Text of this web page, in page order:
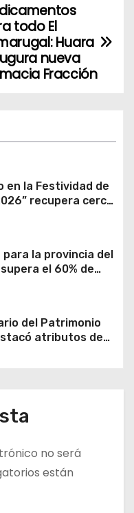
todo El
Huara
nueva
Fracción
en la Festividad de
recupera cerca
de
para la provincia del
el 60% de
construcción
del Patrimonio
atributos de
Pintados para
no será
están